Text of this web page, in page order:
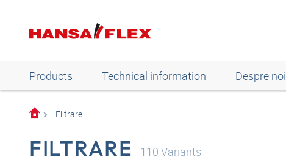
Products Technical information Despre noi
Filtrare
FILTRARE 110 Variants